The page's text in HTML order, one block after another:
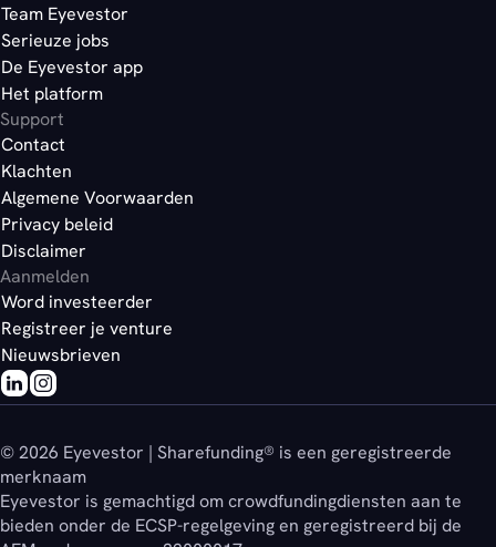
Team Eyevestor
Serieuze jobs
De Eyevestor app
Het platform
Support
Contact
Klachten
Algemene Voorwaarden
Privacy beleid
Disclaimer
Aanmelden
Word investeerder
Registreer je venture
Nieuwsbrieven
© 2026 Eyevestor | Sharefunding® is een geregistreerde
merknaam
Eyevestor is gemachtigd om crowdfundingdiensten aan te
bieden onder de ECSP-regelgeving en geregistreerd bij de